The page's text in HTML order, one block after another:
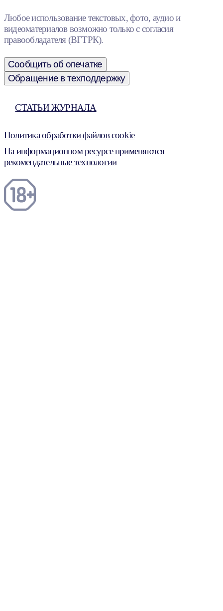
Любое использование текстовых, фото, аудио и
видеоматериалов возможно только с согласия
правообладателя (ВГТРК).
Сообщить об опечатке
Обращение в техподдержку
СТАТЬИ ЖУРНАЛА
Политика обработки файлов cookie
На информационном ресурсе применяются
рекомендательные технологии